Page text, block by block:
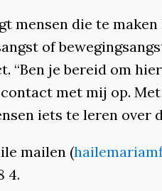
mensen die te maken
of
“Ben je bereid om
met mij op.
iets te leren over
mailen (
4.